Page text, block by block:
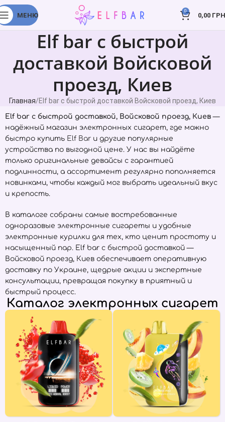
МЕНЮ
0
0,00
Elf bar с быстрой
доставкой Войсковой
проезд, Киев
Главная Elf bar с быстрой доставкой Войсковой проезд, Киев
Elf bar с быстрой доставкой, Войсковой проезд, Киев —
надёжный магазин электронных сигарет, где можно
быстро купить Elf Bar и другие популярные
устройства по выгодной цене. У нас вы найдёте
только оригинальные девайсы с гарантией
подлинности, а ассортимент регулярно пополняется
новинками, чтобы каждый мог выбрать идеальный вкус
и крепость.
В каталоге собраны самые востребованные
одноразовые электронные сигареты и удобные
электронные курилки для тех, кто ценит простоту и
насыщенный пар. Elf bar с быстрой доставкой —
Войсковой проезд, Киев обеспечивает оперативную
доставку по Украине, щедрые акции и экспертные
консультации, превращая покупку в приятный и
быстрый процесс.
Каталог электронных сигарет